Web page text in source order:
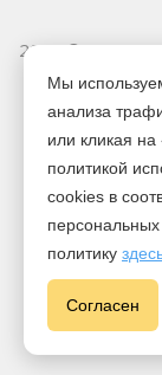
2026 ©
Королёв.
Мы
анализа
или кликая
политикой
cookies в
политику
Cогласен